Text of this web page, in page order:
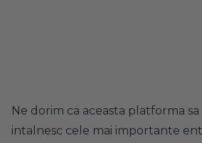
Ne dorim ca aceasta platforma
intalnesc cele mai importante